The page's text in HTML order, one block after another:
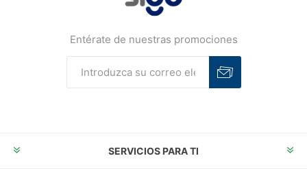
Entérate de nuestras promociones
SERVICIOS PARA TI